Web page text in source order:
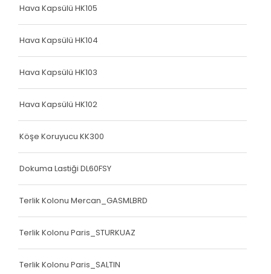
Hava Kapsülü HK105
Hava Kapsülü HK104
Hava Kapsülü HK103
Hava Kapsülü HK102
Köşe Koruyucu KK300
Dokuma Lastiği DL60FSY
Terlik Kolonu Mercan_GASMLBRD
Terlik Kolonu Paris_STURKUAZ
Terlik Kolonu Paris_SALTIN